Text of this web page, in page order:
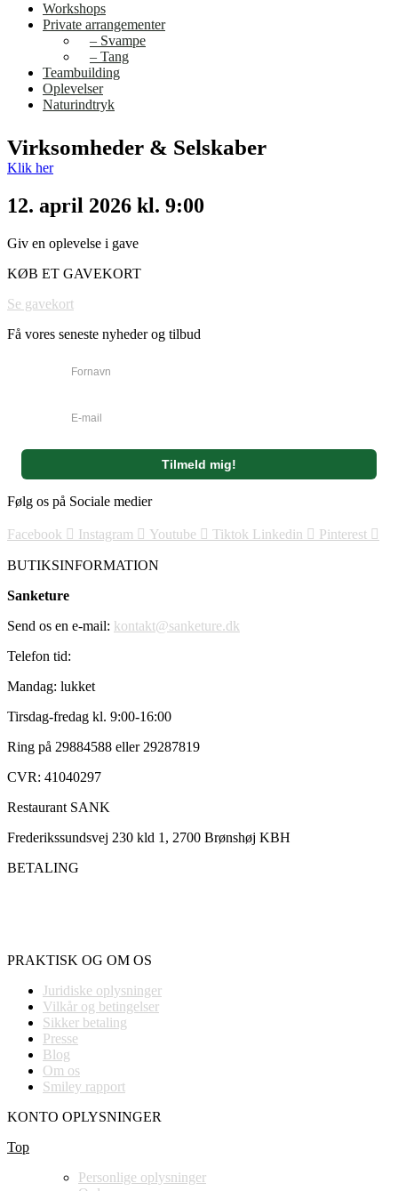
Workshops
Private arrangementer
– Svampe
– Tang
Teambuilding
Oplevelser
Naturindtryk
Virksomheder & Selskaber
Klik her
12. april 2026 kl. 9:00
Giv en oplevelse i gave
KØB ET GAVEKORT
Se gavekort
Få vores seneste nyheder og tilbud
Følg os på Sociale medier
Facebook Instagram Youtube Tiktok Linkedin Pinterest
BUTIKSINFORMATION
Sanketure
Send os en e-mail: kontakt@sanketure.dk
Telefon tid:
Mandag: lukket
Tirsdag-fredag kl. 9:00-16:00
Ring på 29884588 eller 29287819
CVR: 41040297
Restaurant SANK
Frederikssundsvej 230 kld 1, 2700 Brønshøj KBH
BETALING
PRAKTISK OG OM OS
Juridiske oplysninger
Vilkår og betingelser
Sikker betaling
Presse
Blog
Om os
Smiley rapport
KONTO OPLYSNINGER
Top
Personlige oplysninger